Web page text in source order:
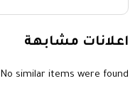
اعلانات مشابهة
No similar items were found